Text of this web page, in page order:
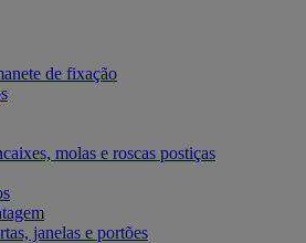
de fixação
molas e roscas postiças
janelas e portões